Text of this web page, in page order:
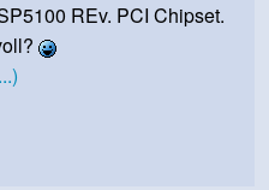
REv. PCI Chipset.